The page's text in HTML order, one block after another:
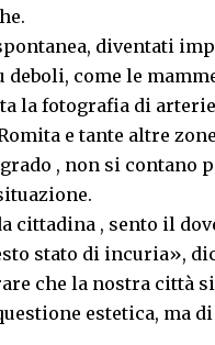
diventati
come le
la fotografia di
e tante altre
, non si contano
cittadina , sento il
stato di incuria»,
che la nostra città
estetica, ma